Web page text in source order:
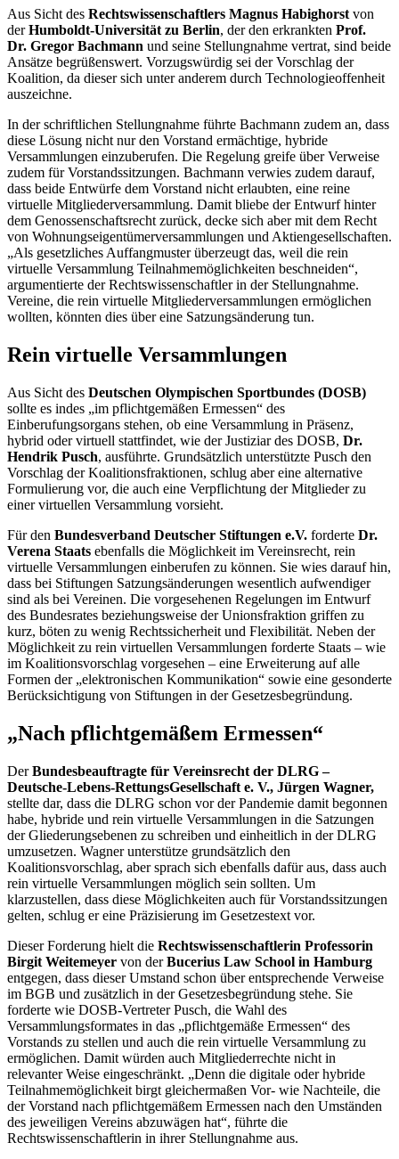
Aus Sicht des Rechtswissenschaftlers Magnus Habighorst von
derHumboldt-Universität zu Berlin, der den erkrankten Prof.
Dr. Gregor Bachmann und seine Stellungnahme vertrat, sind beide
Ansätze begrüßenswert. Vorzugswürdig sei der Vorschlag der
Koalition, da dieser sich unter anderem durch Technologieoffenheit
auszeichne.
In der schriftlichen Stellungnahme führte Bachmann zudem an, dass
diese Lösung nicht nur den Vorstand ermächtige, hybride
Versammlungen einzuberufen. Die Regelung greife über Verweise
zudem für Vorstandssitzungen. Bachmann verwies zudem darauf,
dass beide Entwürfe dem Vorstand nicht erlaubten, eine reine
virtuelle Mitgliederversammlung. Damit bliebe der Entwurf hinter
dem Genossenschaftsrecht zurück, decke sich aber mit dem Recht
von Wohnungseigentümerversammlungen und Aktiengesellschaften.
„Als gesetzliches Auffangmuster überzeugt das, weil die rein
virtuelle Versammlung Teilnahmemöglichkeiten beschneiden“,
argumentierte der Rechtswissenschaftler in der Stellungnahme.
Vereine, die rein virtuelle Mitgliederversammlungen ermöglichen
wollten, könnten dies über eine Satzungsänderung tun.
Rein virtuelle Versammlungen
Aus Sicht des Deutschen Olympischen Sportbundes (DOSB)
sollte es indes „im pflichtgemäßen Ermessen“ des
Einberufungsorgans stehen, ob eine Versammlung in Präsenz,
hybrid oder virtuell stattfindet, wie der Justiziar des DOSB, Dr.
Hendrik Pusch, ausführte. Grundsätzlich unterstützte Pusch den
Vorschlag der Koalitionsfraktionen, schlug aber eine alternative
Formulierung vor, die auch eine Verpflichtung der Mitglieder zu
einer virtuellen Versammlung vorsieht.
Für den Bundesverband Deutscher Stiftungen e.V. forderte Dr.
Verena Staats ebenfalls die Möglichkeit im Vereinsrecht, rein
virtuelle Versammlungen einberufen zu können. Sie wies darauf hin,
dass bei Stiftungen Satzungsänderungen wesentlich aufwendiger
sind als bei Vereinen. Die vorgesehenen Regelungen im Entwurf
des Bundesrates beziehungsweise der Unionsfraktion griffen zu
kurz, böten zu wenig Rechtssicherheit und Flexibilität. Neben der
Möglichkeit zu rein virtuellen Versammlungen forderte Staats – wie
im Koalitionsvorschlag vorgesehen – eine Erweiterung auf alle
Formen der „elektronischen Kommunikation“ sowie eine gesonderte
Berücksichtigung von Stiftungen in der Gesetzesbegründung.
„Nach pflichtgemäßem Ermessen“
DerBundesbeauftragte für Vereinsrecht der DLRG –
Deutsche-Lebens-RettungsGesellschaft e. V., Jürgen Wagner,
stellte dar, dass die DLRG schon vor der Pandemie damit begonnen
habe, hybride und rein virtuelle Versammlungen in die Satzungen
der Gliederungsebenen zu schreiben und einheitlich in der DLRG
umzusetzen. Wagner unterstütze grundsätzlich den
Koalitionsvorschlag, aber sprach sich ebenfalls dafür aus, dass auch
rein virtuelle Versammlungen möglich sein sollten. Um
klarzustellen, dass diese Möglichkeiten auch für Vorstandssitzungen
gelten, schlug er eine Präzisierung im Gesetzestext vor.
Dieser Forderung hielt die Rechtswissenschaftlerin Professorin
Birgit Weitemeyer von derBucerius Law School in Hamburg
entgegen, dass dieser Umstand schon über entsprechende Verweise
im BGB und zusätzlich in der Gesetzesbegründung stehe. Sie
forderte wie DOSB-Vertreter Pusch, die Wahl des
Versammlungsformates in das „pflichtgemäße Ermessen“ des
Vorstands zu stellen und auch die rein virtuelle Versammlung zu
ermöglichen. Damit würden auch Mitgliederrechte nicht in
relevanter Weise eingeschränkt. „Denn die digitale oder hybride
Teilnahmemöglichkeit birgt gleichermaßen Vor- wie Nachteile, die
der Vorstand nach pflichtgemäßem Ermessen nach den Umständen
des jeweiligen Vereins abzuwägen hat“, führte die
Rechtswissenschaftlerin in ihrer Stellungnahme aus.